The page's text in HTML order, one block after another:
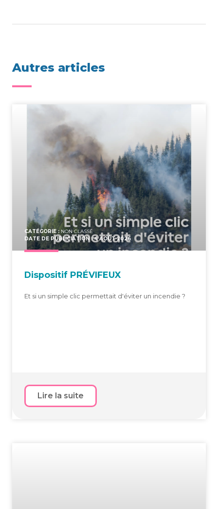
Autres articles
CATÉGORIE : NON CLASSÉ
DATE DE PUBLICIATION : 4 AOÛT 2026
Dis­po­si­tif PRÉVIFEUX
Et si un simple clic permettait d'éviter un incendie ?
Lire la suite